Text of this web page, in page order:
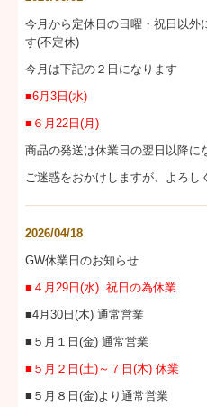
今月から定休日の日曜・祝日以外
す(不定休)
今月は下記の２日になります
■6月3日(水)
■６月22日(月)
商品の発送は休業日の翌日以降に
ご迷惑をおかけしますが、よろし
2026/04/18
GW休業日のお知らせ
■４月29日(水) 祝日の為休業
■4月30日(木) 通常営業
■５月１日(金) 通常営業
■５月２日(土)～７日(木) 休業
■５月８日(金)より通常営業